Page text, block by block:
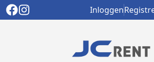
Inloggen